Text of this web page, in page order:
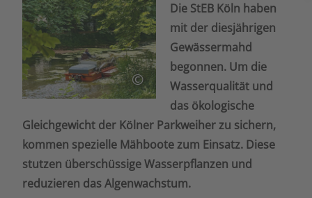
©
Die StEB Köln haben
mit der diesjährigen
Gewässermahd
begonnen. Um die
Wasserqualität und
das ökologische
Gleichgewicht der Kölner Parkweiher zu sichern,
kommen spezielle Mähboote zum Einsatz. Diese
stutzen überschüssige Wasserpflanzen und
reduzieren das Algenwachstum.